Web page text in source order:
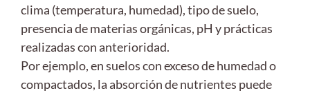
clima (temperatura, humedad), tipo de suelo,
presencia de materias orgánicas, pH y prácticas
realizadas con anterioridad.
Por ejemplo, en suelos con exceso de humedad o
compactados, la absorción de nutrientes puede